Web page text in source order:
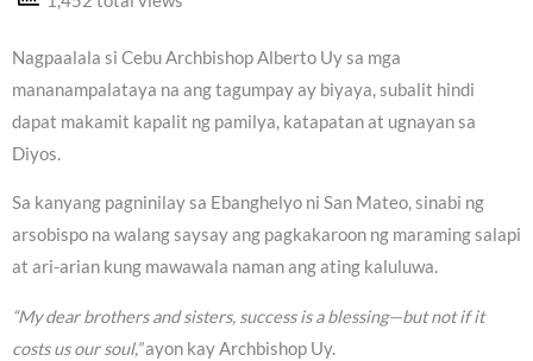
Nagpaalala si Cebu Archbishop Alberto Uy sa mga
mananampalataya na ang tagumpay ay biyaya, subalit hindi
dapat makamit kapalit ng pamilya, katapatan at ugnayan sa
Diyos.
Sa kanyang pagninilay sa Ebanghelyo ni San Mateo, sinabi ng
arsobispo na walang saysay ang pagkakaroon ng maraming salapi
at ari-arian kung mawawala naman ang ating kaluluwa.
“My dear brothers and sisters, success is a blessing—but not if it
costs us our soul,”ayon kay Archbishop Uy.